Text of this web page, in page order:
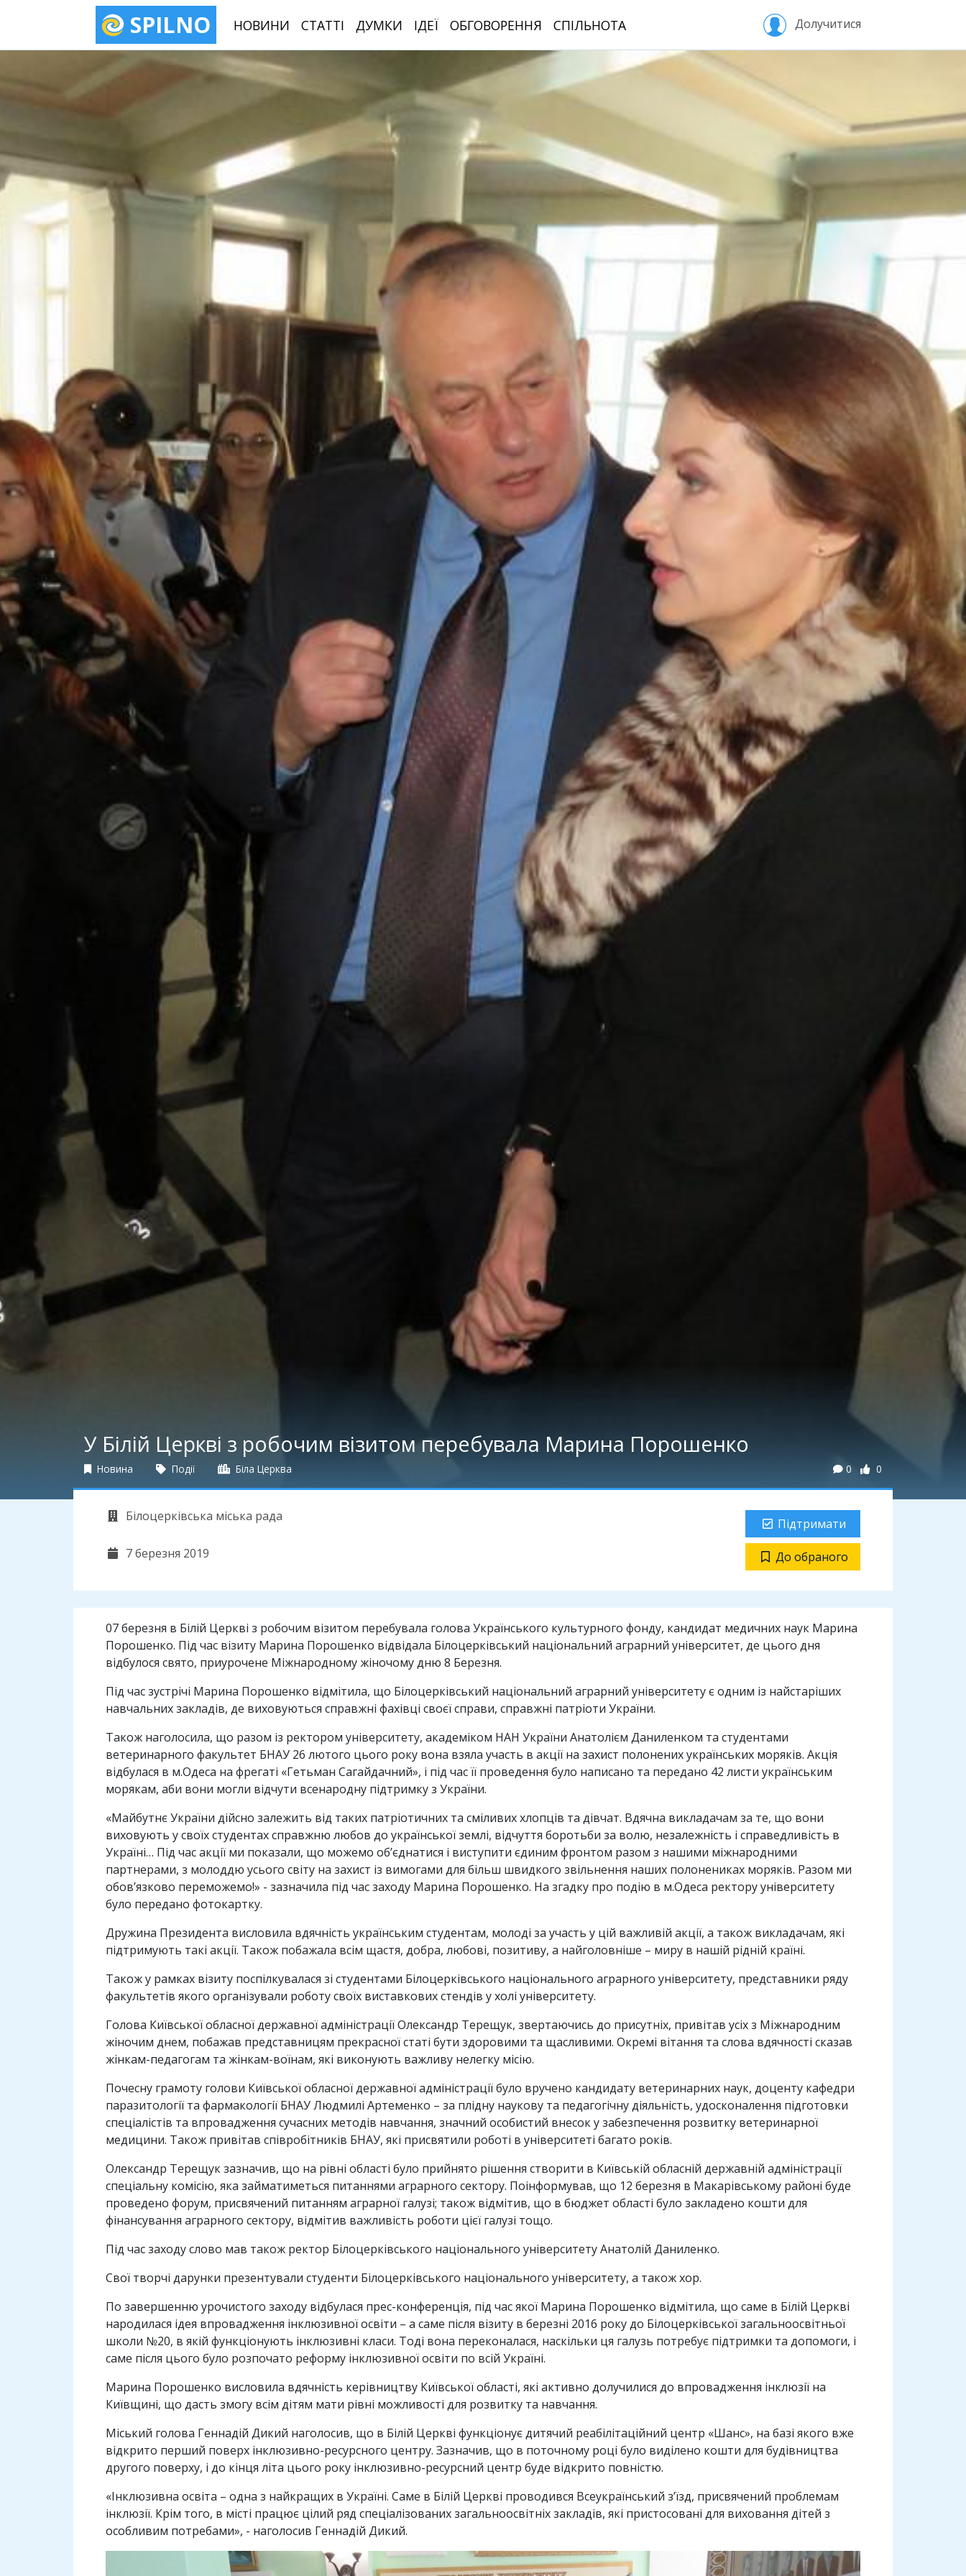
SPILNO НОВИНИ СТАТТІ ДУМКИ ІДЕЇ ОБГОВОРЕННЯ СПІЛЬНОТА Долучитися
У Білій Церкві з робочим візитом перебувала Марина Порошенко
Новина Події Біла Церква 0 0
Білоцерківська міська рада
7 березня 2019
Підтримати
До обраного
07 березня в Білій Церкві з робочим візитом перебувала голова Українського культурного фонду, кандидат медичних наук Марина
Порошенко. Під час візиту Марина Порошенко відвідала Білоцерківський національний аграрний університет, де цього дня
відбулося свято, приурочене Міжнародному жіночому дню 8 Березня.
Під час зустрічі Марина Порошенко відмітила, що Білоцерківський національний аграрний університету є одним із найстаріших
навчальних закладів, де виховуються справжні фахівці своєї справи, справжні патріоти України.
Також наголосила, що разом із ректором університету, академіком НАН України Анатолієм Даниленком та студентами
ветеринарного факультет БНАУ 26 лютого цього року вона взяла участь в акції на захист полонених українських моряків. Акція
відбулася в м.Одеса на фрегаті «Гетьман Сагайдачний», і під час її проведення було написано та передано 42 листи українським
морякам, аби вони могли відчути всенародну підтримку з України.
«Майбутнє України дійсно залежить від таких патріотичних та сміливих хлопців та дівчат. Вдячна викладачам за те, що вони
виховують у своїх студентах справжню любов до української землі, відчуття боротьби за волю, незалежність і справедливість в
Україні… Під час акції ми показали, що можемо об’єднатися і виступити єдиним фронтом разом з нашими міжнародними
партнерами, з молоддю усього світу на захист із вимогами для більш швидкого звільнення наших полонениках моряків. Разом ми
обов’язково переможемо!» - зазначила під час заходу Марина Порошенко. На згадку про подію в м.Одеса ректору університету
було передано фотокартку.
Дружина Президента висловила вдячність українським студентам, молоді за участь у цій важливій акції, а також викладачам, які
підтримують такі акції. Також побажала всім щастя, добра, любові, позитиву, а найголовніше – миру в нашій рідній країні.
Також у рамках візиту поспілкувалася зі студентами Білоцерківського національного аграрного університету, представники ряду
факультетів якого організували роботу своїх виставкових стендів у холі університету.
Голова Київської обласної державної адміністрації Олександр Терещук, звертаючись до присутніх, привітав усіх з Міжнародним
жіночим днем, побажав представницям прекрасної статі бути здоровими та щасливими. Окремі вітання та слова вдячності сказав
жінкам-педагогам та жінкам-воїнам, які виконують важливу нелегку місію.
Почесну грамоту голови Київської обласної державної адміністрації було вручено кандидату ветеринарних наук, доценту кафедри
паразитології та фармакології БНАУ Людмилі Артеменко – за плідну наукову та педагогічну діяльність, удосконалення підготовки
спеціалістів та впровадження сучасних методів навчання, значний особистий внесок у забезпечення розвитку ветеринарної
медицини. Також привітав співробітників БНАУ, які присвятили роботі в університеті багато років.
Олександр Терещук зазначив, що на рівні області було прийнято рішення створити в Київській обласній державній адміністрації
спеціальну комісію, яка займатиметься питаннями аграрного сектору. Поінформував, що 12 березня в Макарівському районі буде
проведено форум, присвячений питанням аграрної галузі; також відмітив, що в бюджет області було закладено кошти для
фінансування аграрного сектору, відмітив важливість роботи цієї галузі тощо.
Під час заходу слово мав також ректор Білоцерківського національного університету Анатолій Даниленко.
Свої творчі дарунки презентували студенти Білоцерківського національного університету, а також хор.
По завершенню урочистого заходу відбулася прес-конференція, під час якої Марина Порошенко відмітила, що саме в Білій Церкві
народилася ідея впровадження інклюзивної освіти – а саме після візиту в березні 2016 року до Білоцерківської загальноосвітньої
школи №20, в якій функціонують інклюзивні класи. Тоді вона переконалася, наскільки ця галузь потребує підтримки та допомоги, і
саме після цього було розпочато реформу інклюзивної освіти по всій Україні.
Марина Порошенко висловила вдячність керівництву Київської області, які активно долучилися до впровадження інклюзії на
Київщині, що дасть змогу всім дітям мати рівні можливості для розвитку та навчання.
Міський голова Геннадій Дикий наголосив, що в Білій Церкві функціонує дитячий реабілітаційний центр «Шанс», на базі якого вже
відкрито перший поверх інклюзивно-ресурсного центру. Зазначив, що в поточному році було виділено кошти для будівництва
другого поверху, і до кінця літа цього року інклюзивно-ресурсний центр буде відкрито повністю.
«Інклюзивна освіта – одна з найкращих в Україні. Саме в Білій Церкві проводився Всеукраїнський з’їзд, присвячений проблемам
інклюзії. Крім того, в місті працює цілий ряд спеціалізованих загальноосвітніх закладів, які пристосовані для виховання дітей з
особливим потребами», - наголосив Геннадій Дикий.